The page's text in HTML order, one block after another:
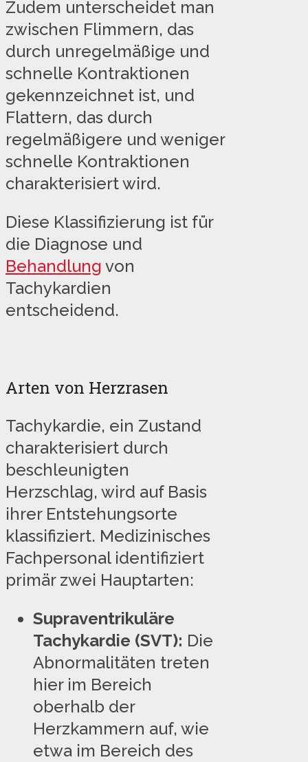
Zudem unterscheidet man
zwischen Flimmern, das
durch unregelmäßige und
schnelle Kontraktionen
gekennzeichnet ist, und
Flattern, das durch
regelmäßigere und weniger
schnelle Kontraktionen
charakterisiert wird.
Diese Klassifizierung ist für
die Diagnose und
Behandlung von
Tachykardien
entscheidend.
Arten von Herzrasen
Tachykardie, ein Zustand
charakterisiert durch
beschleunigten
Herzschlag, wird auf Basis
ihrer Entstehungsorte
klassifiziert. Medizinisches
Fachpersonal identifiziert
primär zwei Hauptarten:
Supraventrikuläre
Tachykardie (SVT): Die
Abnormalitäten treten
hier im Bereich
oberhalb der
Herzkammern auf, wie
etwa im Bereich des